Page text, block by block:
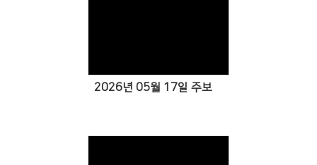
2026년 05월 17일 주보